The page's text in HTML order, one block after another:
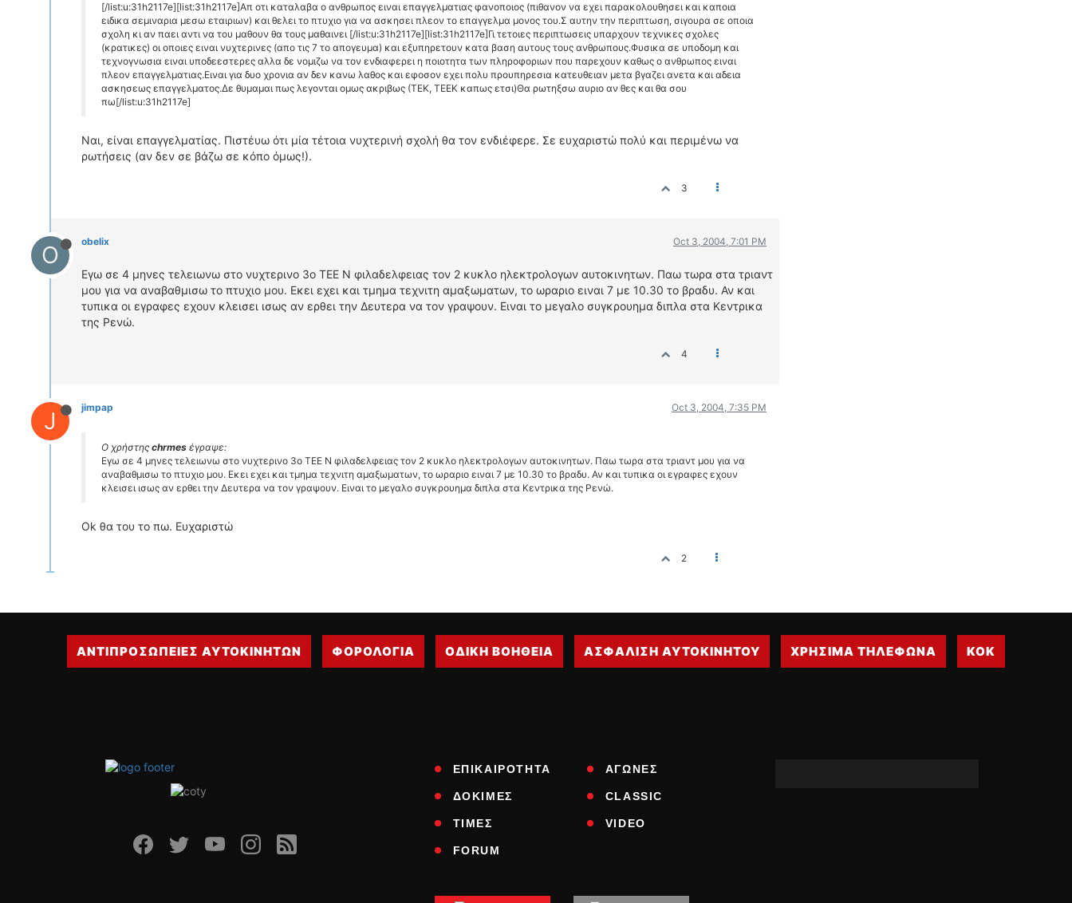
[/list:u:31h2117e][list:31h2117e]Απ οτι καταλαβα ο ανθρωπος ειναι επαγγελματιας φανοποιος (πιθανον να εχει παρακολουθησει και καποια
ειδικα σεμιναρια μεσω εταιριων) και θελει το πτυχιο για να ασκησει πλεον το επαγγελμα μονος του.Σ αυτην την περιπτωση, σιγουρα σε οποια
σχολη κι αν παει αντι να του μαθουν θα τους μαθαινει [/list:u:31h2117e][list:31h2117e]Γι τετοιες περιπτωσεις υπαρχουν τεχνικες σχολες
(κρατικες) οι οποιες ειναι νυχτερινες (απο τις 7 το απογευμα) και εξυπηρετουν κατα βαση αυτους τους ανθρωπους.Φυσικα σε υποδομη και
τεχνογνωσια ειναι υποδεεστερες αλλα δε νομιζω να τον ενδιαφερει η ποιοτητα των πληροφοριων που παρεχουν καθως ο ανθρωπος ειναι
πλεον επαγγελματιας.Ειναι για δυο χρονια αν δεν κανω λαθος και εφοσον εχει πολυ προυπηρεσια κατευθειαν μετα βγαζει ανετα και αδεια
ασκησεως επαγγελματος.Δε θυμαμαι πως λεγονται ομως ακριβως (ΤΕΚ, ΤΕΕΚ καπως ετσι)Θα ρωτηξσω αυριο αν θες και θα σου
πω[/list:u:31h2117e]
Ναι, είναι επαγγελματίας. Πιστέυω ότι μία τέτοια νυχτερινή σχολή θα τον ενδιέφερε. Σε ευχαριστώ πολύ και περιμένω να
ρωτήσεις (αν δεν σε βάζω σε κόπο όμως!).
3
O obelix Oct 3, 2004, 7:01 PM
Εγω σε 4 μηνες τελειωνω στο νυχτερινο 3ο ΤΕΕ Ν φιλαδελφειας τον 2 κυκλο ηλεκτρολογων αυτοκινητων. Παω τωρα στα τριαντ
μου για να αναβαθμισω το πτυχιο μου. Εκει εχει και τμημα τεχνιτη αμαξωματων, το ωραριο ειναι 7 με 10.30 το βραδυ. Αν και
τυπικα οι εγραφες εχουν κλεισει ισως αν ερθει την Δευτερα να τον γραψουν. Ειναι το μεγαλο συγκρουημα διπλα στα Κεντρικα
της Ρενώ.
4
J jimpap Oct 3, 2004, 7:35 PM
Ο χρήστης chrmes έγραψε:
Εγω σε 4 μηνες τελειωνω στο νυχτερινο 3ο ΤΕΕ Ν φιλαδελφειας τον 2 κυκλο ηλεκτρολογων αυτοκινητων. Παω τωρα στα τριαντ μου για να
αναβαθμισω το πτυχιο μου. Εκει εχει και τμημα τεχνιτη αμαξωματων, το ωραριο ειναι 7 με 10.30 το βραδυ. Αν και τυπικα οι εγραφες εχουν
κλεισει ισως αν ερθει την Δευτερα να τον γραψουν. Ειναι το μεγαλο συγκρουημα διπλα στα Κεντρικα της Ρενώ.
Ok θα του το πω. Ευχαριστώ
2
ΑΝΤΙΠΡΟΣΩΠΕΙΕΣ ΑΥΤΟΚΙΝΗΤΩΝ ΦΟΡΟΛΟΓΙΑ ΟΔΙΚΗ ΒΟΗΘΕΙΑ ΑΣΦΑΛΙΣΗ ΑΥΤΟΚΙΝΗΤΟΥ ΧΡΗΣΙΜΑ ΤΗΛΕΦΩΝΑ ΚΟΚ
ΕΠΙΚΑΙΡΟΤΗΤΑ ΑΓΩΝΕΣ
ΔΟΚΙΜΕΣ CLASSIC
ΤΙΜΕΣ VIDEO
FORUM